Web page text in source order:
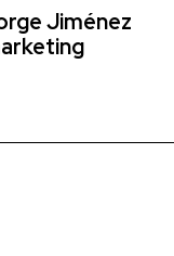
Jiménez